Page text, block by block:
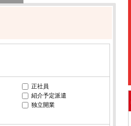
正社員
紹介予定派遣
独立開業